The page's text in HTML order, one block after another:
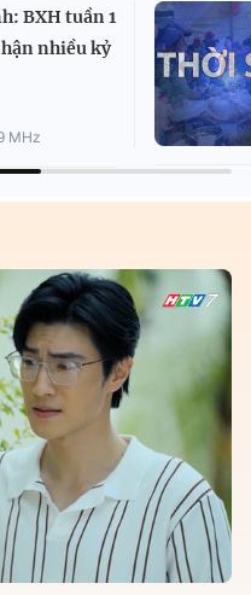
BXH tuần 1
nhiều kỷ
MHz